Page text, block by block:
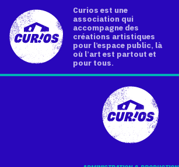
Curios est une
association qui
accompagne des
créations artistiques
pour l’espace public, là
où l’art est partout et
pour tous.